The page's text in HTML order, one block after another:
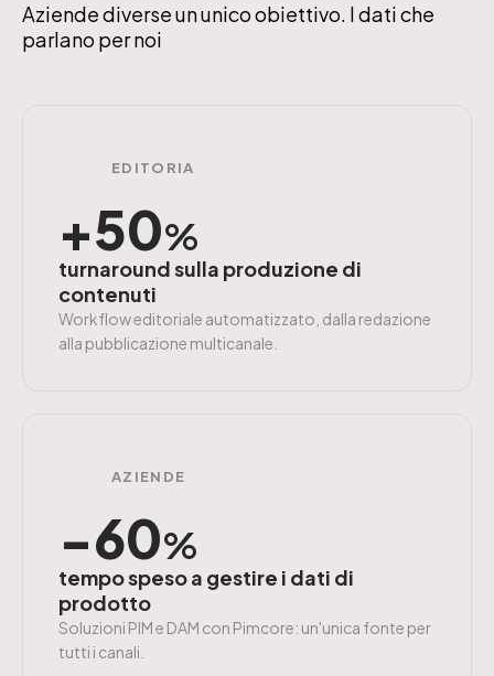
Aziende diverse un unico obiettivo. I dati che
parlano per noi
EDITORIA
+50%
turnaround sulla produzione di
contenuti
Workflow editoriale automatizzato, dalla redazione
alla pubblicazione multicanale.
AZIENDE
−60%
tempo speso a gestire i dati di
prodotto
Soluzioni PIM e DAM con Pimcore: un'unica fonte per
tutti i canali.